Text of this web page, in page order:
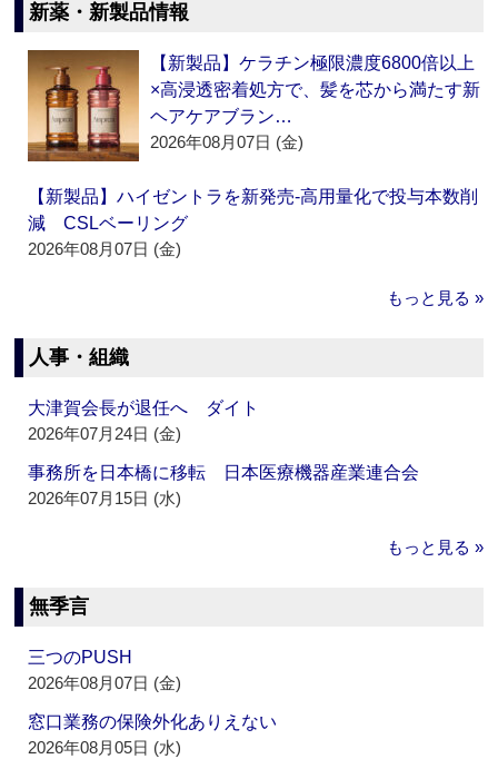
新薬・新製品情報
【新製品】ケラチン極限濃度6800倍以上
×高浸透密着処方で、髪を芯から満たす新
ヘアケアブラン…
2026年08月07日 (金)
【新製品】ハイゼントラを新発売‐高用量化で投与本数削
減 CSLベーリング
2026年08月07日 (金)
もっと見る »
人事・組織
大津賀会長が退任へ ダイト
2026年07月24日 (金)
事務所を日本橋に移転 日本医療機器産業連合会
2026年07月15日 (水)
もっと見る »
無季言
三つのPUSH
2026年08月07日 (金)
窓口業務の保険外化ありえない
2026年08月05日 (水)